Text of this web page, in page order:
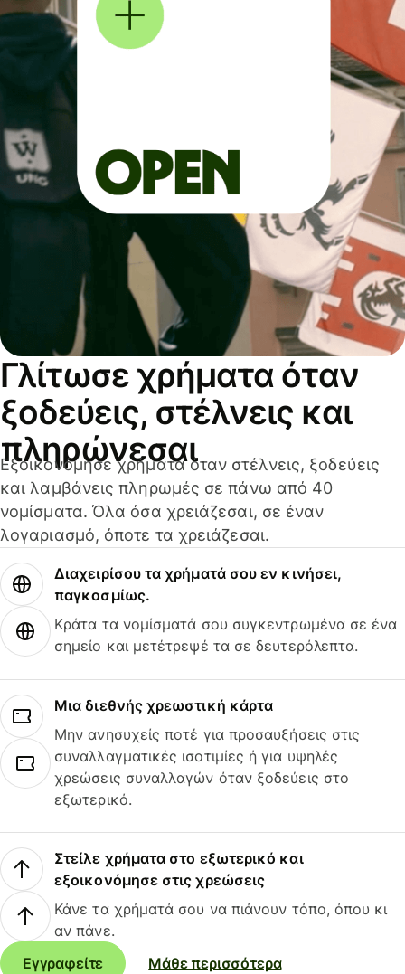
Γλίτωσε χρήματα όταν
ξοδεύεις, στέλνεις και
πληρώνεσαι
Εξοικονόμησε χρήματα όταν στέλνεις, ξοδεύεις
και λαμβάνεις πληρωμές σε πάνω από 40
νομίσματα. Όλα όσα χρειάζεσαι, σε έναν
λογαριασμό, όποτε τα χρειάζεσαι.
Διαχειρίσου τα χρήματά σου εν κινήσει,
παγκοσμίως.
Κράτα τα νομίσματά σου συγκεντρωμένα σε ένα
σημείο και μετέτρεψέ τα σε δευτερόλεπτα.
Μια διεθνής χρεωστική κάρτα
Μην ανησυχείς ποτέ για προσαυξήσεις στις
συναλλαγματικές ισοτιμίες ή για υψηλές
χρεώσεις συναλλαγών όταν ξοδεύεις στο
εξωτερικό.
Στείλε χρήματα στο εξωτερικό και
εξοικονόμησε στις χρεώσεις
Κάνε τα χρήματά σου να πιάνουν τόπο, όπου κι
αν πάνε.
Εγγραφείτε
Μάθε περισσότερα